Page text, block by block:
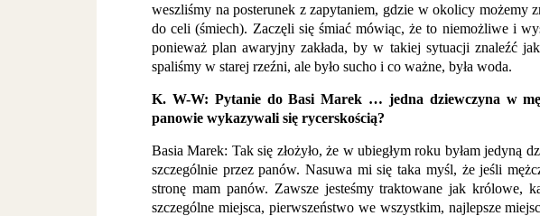
weszliśmy na posterunek z zapytaniem, gdzie w okolicy możemy
do celi (śmiech). Zaczęli się śmiać mówiąc, że to niemożliwe i
ponieważ plan awaryjny zakłada, by w takiej sytuacji znaleźć
spaliśmy w starej rzeźni, ale było sucho i co ważne, była woda.
K. W-W: Pytanie do Basi Marek … jedna dziewczyna w
panowie wykazywali się rycerskością?
Basia Marek: Tak się złożyło, że w ubiegłym roku byłam
szczególnie przez panów. Nasuwa mi się taka myśl, że jeśli
stronę mam panów. Zawsze jesteśmy traktowane jak królowe,
szczególne miejsca, pierwszeństwo we wszystkim, najlepsze